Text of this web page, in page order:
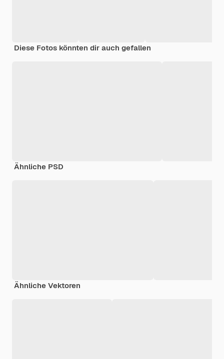
Diese Fotos könnten dir auch gefallen
Ähnliche PSD
Ähnliche Vektoren